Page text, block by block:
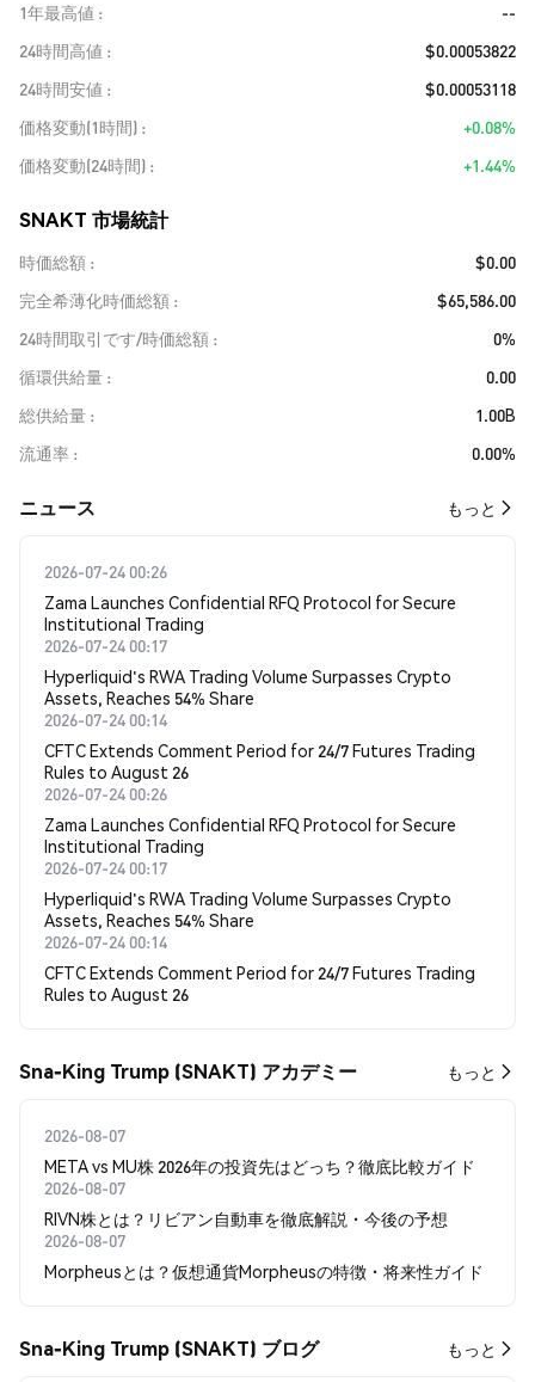
1年最高値
--
24時間高値
$0.00053822
24時間安値
$0.00053118
価格変動(1時間)
+0.08%
価格変動(24時間)
+1.44%
SNAKT 市場統計
時価総額
$0.00
完全希薄化時価総額
$65,586.00
24時間取引です/時価総額
0%
循環供給量
0.00
総供給量
1.00B
流通率
0.00%
​​ニュース​​ もっと
2026-07-24 00:26
Zama Launches Confidential RFQ Protocol for Secure
Institutional Trading
2026-07-24 00:17
Hyperliquid's RWA Trading Volume Surpasses Crypto
Assets, Reaches 54% Share
2026-07-24 00:14
CFTC Extends Comment Period for 24/7 Futures Trading
Rules to August 26
2026-07-24 00:26
Zama Launches Confidential RFQ Protocol for Secure
Institutional Trading
2026-07-24 00:17
Hyperliquid's RWA Trading Volume Surpasses Crypto
Assets, Reaches 54% Share
2026-07-24 00:14
CFTC Extends Comment Period for 24/7 Futures Trading
Rules to August 26
Sna-King Trump (SNAKT) アカデミー もっと
2026-08-07
META vs MU株 2026年の投資先はどっち？徹底比較ガイド
2026-08-07
RIVN株とは？リビアン自動車を徹底解説・今後の予想
2026-08-07
Morpheusとは？仮想通貨Morpheusの特徴・将来性ガイド
Sna-King Trump (SNAKT) ブログ もっと